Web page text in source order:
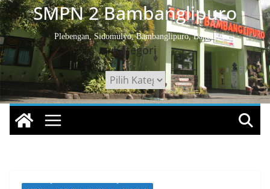
SMPN 2 Bambanglipuro
Plebengan, Sidomulyo, Bambanglipuro, Bantul
Kategori
Kategori